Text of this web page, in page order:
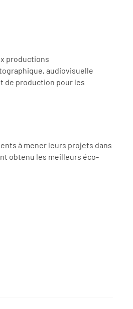
productions
audiovisuelle
de production pour les
à mener leurs projets dans
obtenu les meilleurs éco-